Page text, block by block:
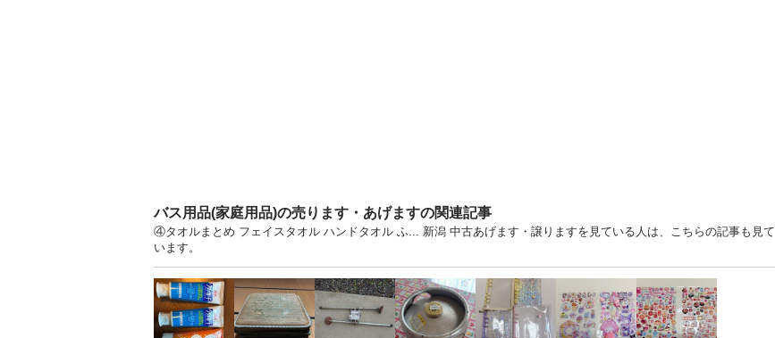
バス用品(家庭用品)の売ります・あげますの関連記事
④タオルまとめ フェイスタオル ハンドタオル ふ... 新潟 中古あげます・譲りますを見ている人は、こちらの記事も見て
います。